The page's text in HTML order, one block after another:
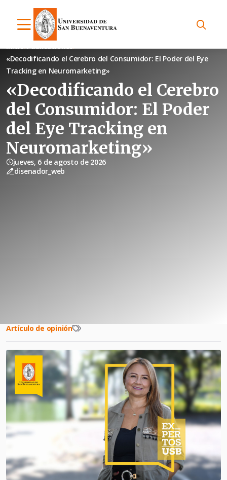
Inicio Publicaciones
«Decodificando el Cerebro del Consumidor: El Poder del Eye
Tracking en Neuromarketing»
«Decodificando el Cerebro
del Consumidor: El Poder
del Eye Tracking en
Neuromarketing»
jueves, 6 de agosto de 2026
disenador_web
Artículo de opinión